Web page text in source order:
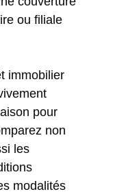
ou filiale
immobilier
pour
non
les
modalités